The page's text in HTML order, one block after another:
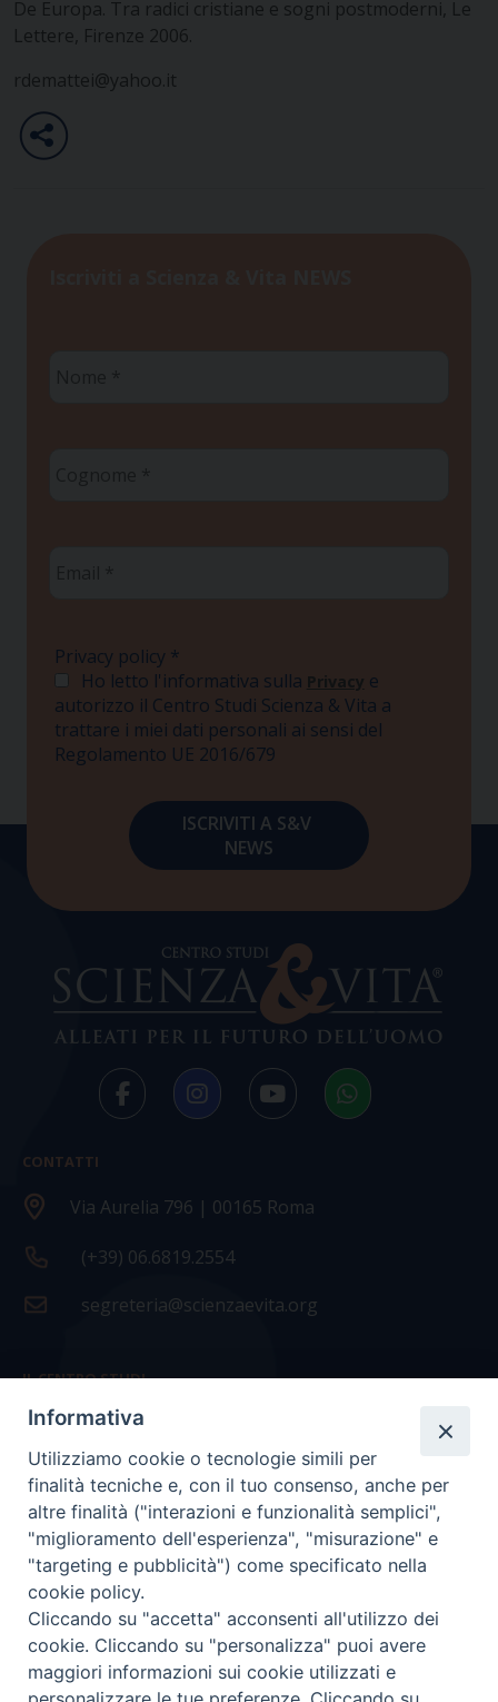
De Europa. Tra radici cristiane e sogni postmoderni, Le
Lettere, Firenze 2006.
rdemattei@yahoo.it
Privacy policy *
Ho letto l'informativa sulla Privacy e
autorizzo il Centro Studi Scienza & Vita a
trattare i miei dati personali ai sensi del
Regolamento UE 2016/679
CONTATTI
Via Aurelia 796 | 00165 Roma
(+39) 06.6819.2554
segreteria@scienzaevita.org
IL CENTRO STUDI
La nostra storia
Statuto
Presidenza e ufficio presidenza
Consiglio scientifico
Coordinamento nazionale
Informativa
Utilizziamo cookie o tecnologie simili per
finalità tecniche e, con il tuo consenso, anche per
altre finalità ("interazioni e funzionalità semplici",
"miglioramento dell'esperienza", "misurazione" e
"targeting e pubblicità") come specificato nella
cookie policy.
Cliccando su "accetta" acconsenti all'utilizzo dei
cookie. Cliccando su "personalizza" puoi avere
maggiori informazioni sui cookie utilizzati e